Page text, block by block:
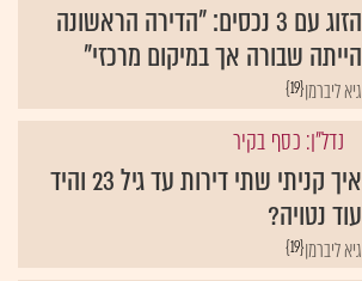
הזוג עם 3 נכסים: "הדירה הראשונה
הייתה שבורה אך במיקום מרכזי"
{19}גיא ליברמן
נדל"ן: כסף בקיר
איך קניתי שתי דירות עד גיל 23 והיד
עוד נטויה?
{19}גיא ליברמן